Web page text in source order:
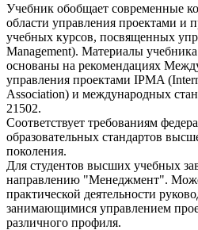
Учебник обобщает современные
области управления проектами и
учебных курсов, посвященных
Management). Материалы учебника
основаны на рекомендациях
управления проектами IPMA
Association) и международных
21502.
Соответствует требованиям
образовательных стандартов
поколения.
Для студентов высших учебных
направлению "Менеджмент".
практической деятельности
занимающимися управлением
различного профиля.